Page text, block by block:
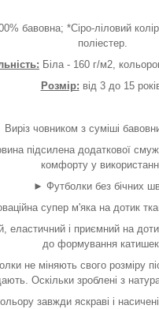
бавовна; *Сіро-ліловий
поліестер.
Біла - 160 г/м2,
Розмір: від 3 до 15
човником з суміші
підсилена додаткової
комфорту у
► Футболки без бічних
супер м'яка на дотик
еластичний і приємний на
до формування катишек.
не міняють свого розміру
Оскільки зроблені з
завжди яскраві і